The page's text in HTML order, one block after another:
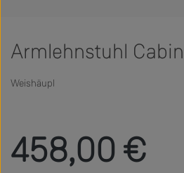
Armlehnstuhl Cabin
Weishäupl
458,00 €